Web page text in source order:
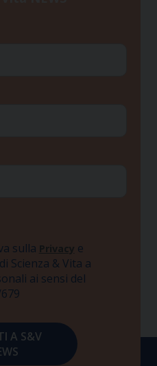
sulla Privacy e
Scienza & Vita a
ai sensi del